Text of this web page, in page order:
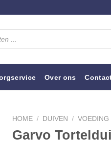
Over ons
HOME / DUIVEN / VOEDING
Garvo